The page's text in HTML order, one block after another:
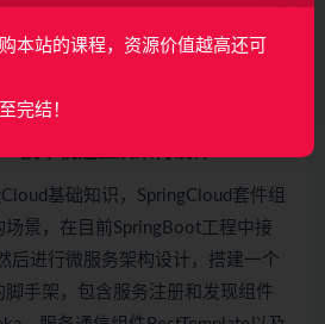
库的拆分
基础知识，SpringCloud套件组
场景，在目前SpringBoot工程中接
后进行微服务架构设计，搭建一个
脚手架，包含服务注册和发现组件
本站的课程，资源价值越高还可
完结！